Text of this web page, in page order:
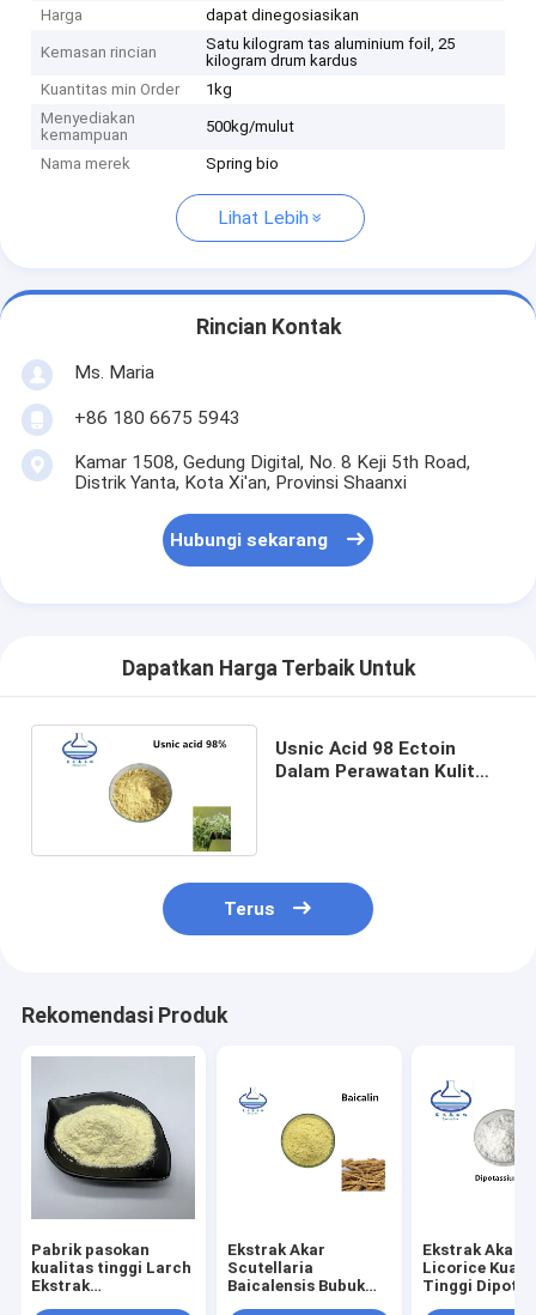
Harga
dapat dinegosiasikan
Kemasan rincian
Satu kilogram tas aluminium foil, 25
kilogram drum kardus
Kuantitas min Order
1kg
Menyediakan
kemampuan
500kg/mulut
Nama merek Spring bio
Lihat Lebih
Rincian Kontak
Ms. Maria
+86 180 6675 5943
Kamar 1508, Gedung Digital, No. 8 Keji 5th Road,
Distrik Yanta, Kota Xi'an, Provinsi Shaanxi
Hubungi sekarang
Dapatkan Harga Terbaik Untuk
Usnic Acid 98 Ectoin
Dalam Perawatan Kulit
Terus
Rekomendasi Produk
Pabrik pasokan
kualitas tinggi Larch
Ekstrak
Ekstrak Akar
Scutellaria
Baicalensis Bubuk
Ekstrak Akar
Licorice
Tinggi